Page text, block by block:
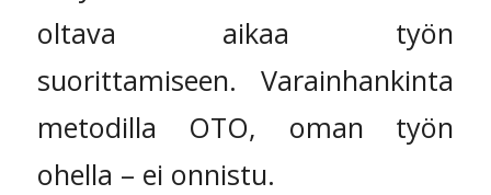
oltava aikaa työn
suorittamiseen. Varainhankinta
metodilla OTO, oman työn
ohella – ei onnistu.